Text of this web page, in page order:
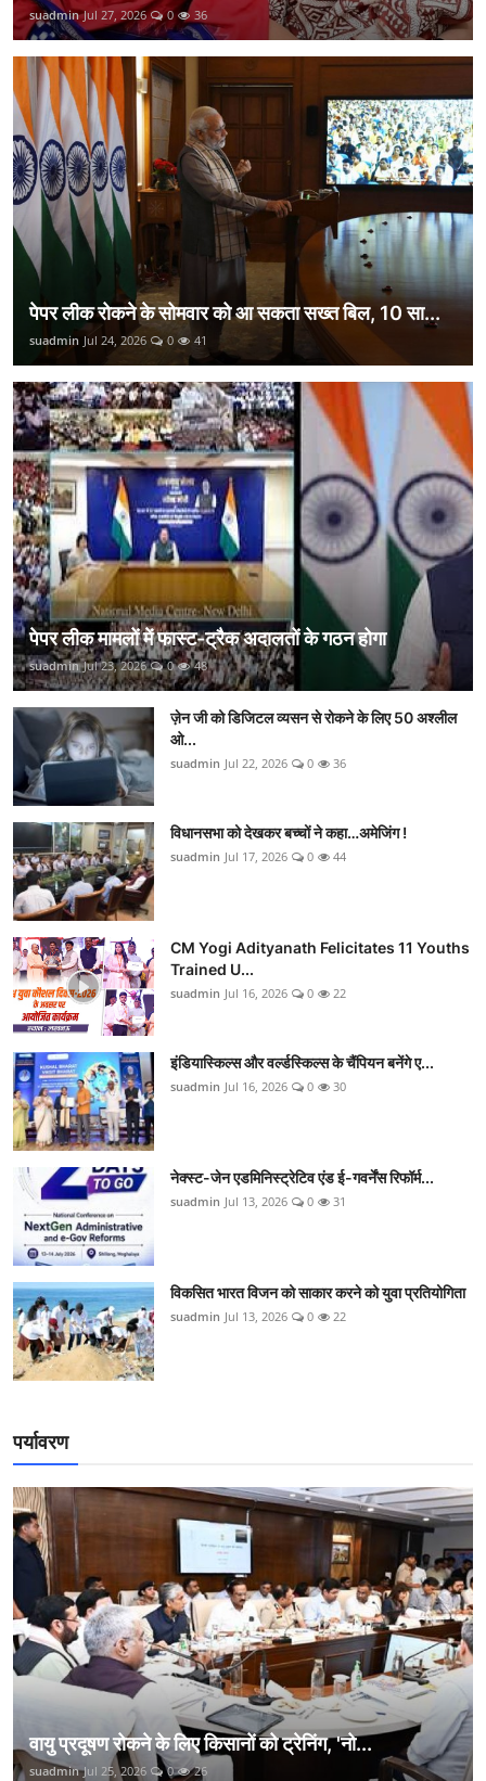
suadmin Jul 27, 2026 0 36
पेपर लीक रोकने के सोमवार को आ सकता सख्त बिल, 10 सा...
suadmin Jul 24, 2026 0 41
पेपर लीक मामलों में फास्ट-ट्रैक अदालतों के गठन होगा
suadmin Jul 23, 2026 0 48
ज़ेन जी को डिजिटल व्यसन से रोकने के लिए 50 अश्लील
ओ...
suadmin Jul 22, 2026 0 36
विधानसभा को देखकर बच्चों ने कहा…अमेजिंग !
suadmin Jul 17, 2026 0 44
CM Yogi Adityanath Felicitates 11 Youths
Trained U...
suadmin Jul 16, 2026 0 22
इंडियास्किल्स और वर्ल्डस्किल्स के चैंपियन बनेंगे ए...
suadmin Jul 16, 2026 0 30
नेक्स्ट-जेन एडमिनिस्ट्रेटिव एंड ई-गवर्नेंस रिफॉर्म...
suadmin Jul 13, 2026 0 31
विकसित भारत विजन को साकार करने को युवा प्रतियोगिता
suadmin Jul 13, 2026 0 22
पर्यावरण
वायु प्रदूषण रोकने के लिए किसानों को ट्रेनिंग, 'नो...
suadmin Jul 25, 2026 0 26